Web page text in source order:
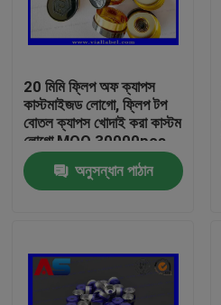
বাড়ি
আমাদের সম্পর্কে
20 মিমি ফ্লিপ অফ ক্যাপস
কাস্টমাইজড লোগো, ফ্লিপ টপ
বোতল ক্যাপস খোদাই করা কাস্টম
লোগো MOQ 30000pcs
অনুসন্ধান পাঠান